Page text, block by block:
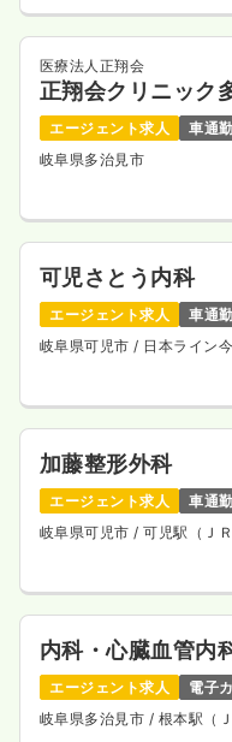
医療法人正翔会
正翔会クリニック
エージェント求人
車通
岐阜県多治見市
可児さとう内科
エージェント求人
車通
岐阜県可児市 / 日本ライン
加藤整形外科
エージェント求人 車通
岐阜県可児市 / 可児駅（Ｊ
内科・心臓血管内
エージェント求人 電子
岐阜県多治見市 / 根本駅（